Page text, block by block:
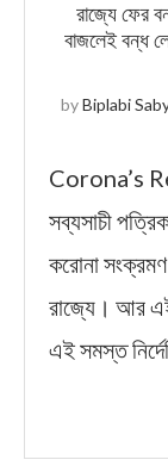
রাজ্যে ফের
বাজলেই বন্ধ
byBiplabi
Corona’s
সব্যসাচী
করোনা
রাজ্যে। আর এই
এই সমস্ত